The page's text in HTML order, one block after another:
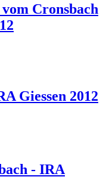
Cronsbach
Giessen 2012
- IRA